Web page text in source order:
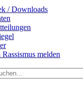
/ Downloads
melden